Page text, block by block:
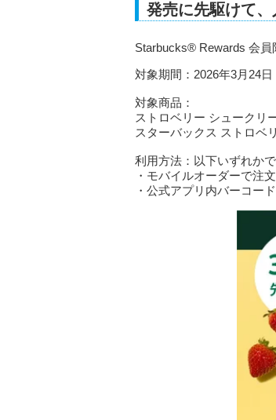
発売に先駆けて
Starbucks® Rewards 会員
対象期間：2026年3月24日
対象商品：
ストロベリー シュークリ
スターバックス ストロベ
利用方法：以下いずれかで
・モバイルオーダーで注文
・公式アプリ内バーコー